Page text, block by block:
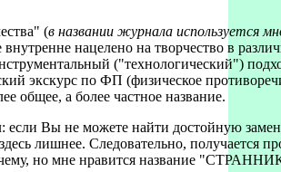
(в названии журнала используется
внутренне нацелено на творчество в
("технологический")
экскурс по ФП (физическое
общее, а более частное название.
Вы не можете найти достойную
лишнее. Следовательно, получается
но мне нравится название